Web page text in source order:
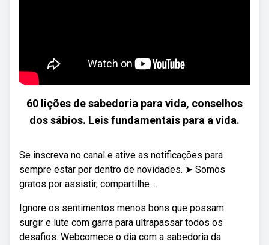
60 lições de sabedoria para vida, conselhos
dos sábios. Leis fundamentais para a vida.
Se inscreva no canal e ative as notificações para
sempre estar por dentro de novidades. ➤ Somos
gratos por assistir, compartilhe ...
Ignore os sentimentos menos bons que possam
surgir e lute com garra para ultrapassar todos os
desafios. Webcomece o dia com a sabedoria da